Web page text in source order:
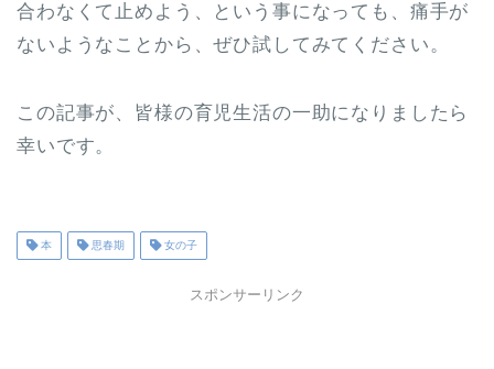
合わなくて止めよう、という事になっても、痛手が
ないようなことから、ぜひ試してみてください。
この記事が、皆様の育児生活の一助になりましたら
幸いです。
本 思春期 女の子
スポンサーリンク